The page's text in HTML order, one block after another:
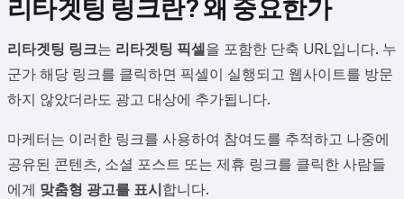
리타겟팅 링크란? 왜 중요한가
리타겟팅 링크는 리타겟팅 픽셀을 포함한 단축 URL입니다. 누
군가 해당 링크를 클릭하면 픽셀이 실행되고 웹사이트를 방문
하지 않았더라도 광고 대상에 추가됩니다.
마케터는 이러한 링크를 사용하여 참여도를 추적하고 나중에
공유된 콘텐츠, 소셜 포스트 또는 제휴 링크를 클릭한 사람들
에게 맞춤형 광고를 표시합니다.